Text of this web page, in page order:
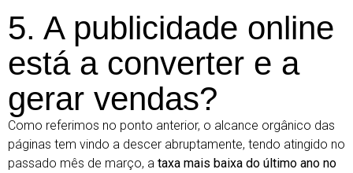
5. A publicidade online
está a converter e a
gerar vendas?
Como referimos no ponto anterior, o alcance orgânico das
páginas tem vindo a descer abruptamente, tendo atingido no
passado mês de março, a taxa mais baixa do último ano no